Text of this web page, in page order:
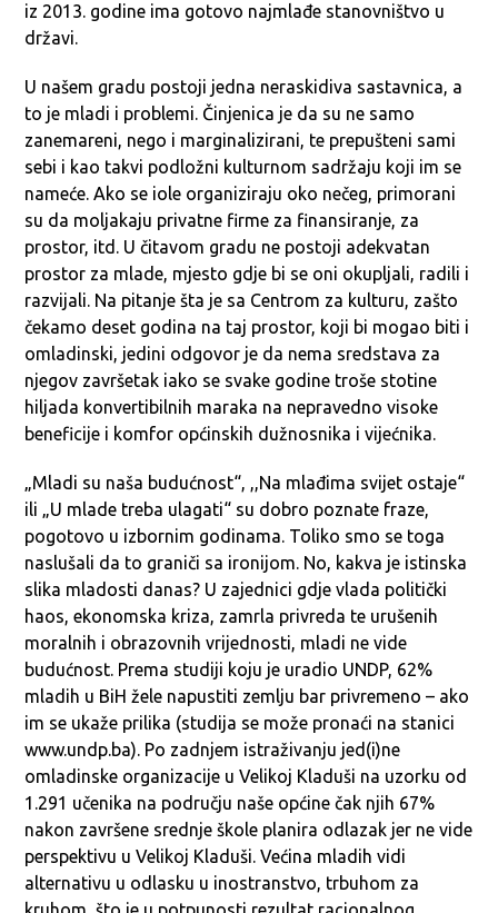
iz 2013. godine ima gotovo najmlađe stanovništvo u
državi.
U našem gradu postoji jedna neraskidiva sastavnica, a
to je mladi i problemi. Činjenica je da su ne samo
zanemareni, nego i marginalizirani, te prepušteni sami
sebi i kao takvi podložni kulturnom sadržaju koji im se
nameće. Ako se iole organiziraju oko nečeg, primorani
su da moljakaju privatne firme za finansiranje, za
prostor, itd. U čitavom gradu ne postoji adekvatan
prostor za mlade, mjesto gdje bi se oni okupljali, radili i
razvijali. Na pitanje šta je sa Centrom za kulturu, zašto
čekamo deset godina na taj prostor, koji bi mogao biti i
omladinski, jedini odgovor je da nema sredstava za
njegov završetak iako se svake godine troše stotine
hiljada konvertibilnih maraka na nepravedno visoke
beneficije i komfor općinskih dužnosnika i vijećnika.
„Mladi su naša budućnost“, ,,Na mlađima svijet ostaje“
ili „U mlade treba ulagati“ su dobro poznate fraze,
pogotovo u izbornim godinama. Toliko smo se toga
naslušali da to graniči sa ironijom. No, kakva je istinska
slika mladosti danas? U zajednici gdje vlada politički
haos, ekonomska kriza, zamrla privreda te urušenih
moralnih i obrazovnih vrijednosti, mladi ne vide
budućnost. Prema studiji koju je uradio UNDP, 62%
mladih u BiH žele napustiti zemlju bar privremeno – ako
im se ukaže prilika (studija se može pronaći na stanici
www.undp.ba). Po zadnjem istraživanju jed(i)ne
omladinske organizacije u Velikoj Kladuši na uzorku od
1.291 učenika na području naše općine čak njih 67%
nakon završene srednje škole planira odlazak jer ne vide
perspektivu u Velikoj Kladuši. Većina mladih vidi
alternativu u odlasku u inostranstvo, trbuhom za